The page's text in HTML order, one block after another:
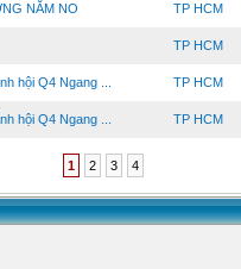
NĂM NO TP HCM
TP HCM
hội Q4 Ngang ... TP HCM
hội Q4 Ngang ... TP HCM
1 2 3 4